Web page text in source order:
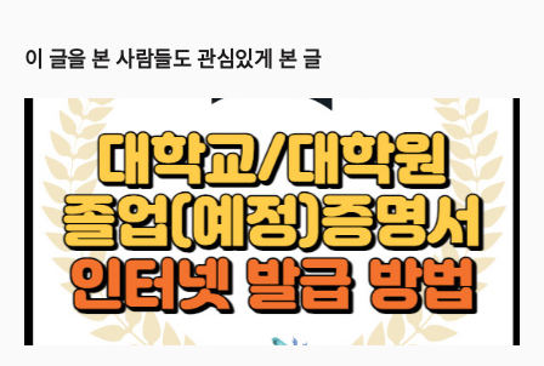
이 글을 본 사람들도 관심있게 본 글